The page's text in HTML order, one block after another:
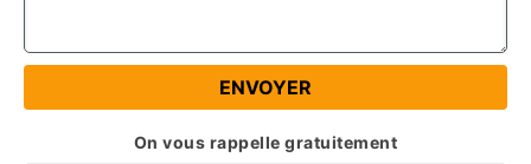
On vous rappelle gratuitement